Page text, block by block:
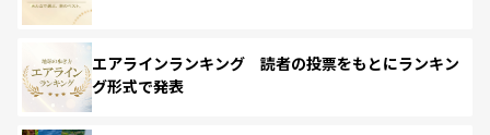
エアラインランキング 読者の投票をもとにランキン
グ形式で発表